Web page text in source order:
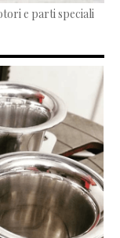
e parti speciali